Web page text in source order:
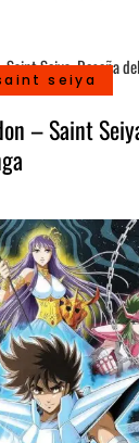
seiya
– Saint